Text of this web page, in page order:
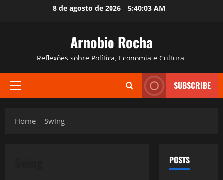
8 de agosto de 2026 5:40:04 AM
Arnobio Rocha
Reflexões sobre Política, Economia e Cultura.
Primary
SUBSCRIBE
Home Swing
POSTS